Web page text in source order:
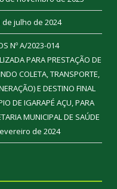
de julho de 2024
Nº A/2023-014
PARA PRESTAÇÃO DE
COLETA, TRANSPORTE,
E DESTINO FINAL
DE IGARAPÉ AÇU, PARA
MUNICIPAL DE SAÚDE
de 2024